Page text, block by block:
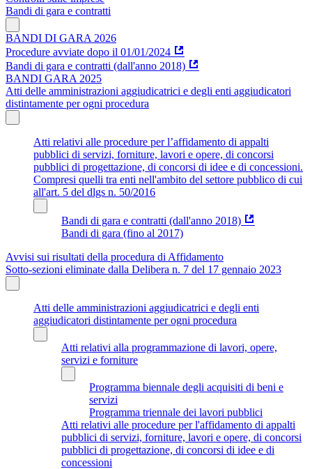
Bandi di gara e contratti
BANDI DI GARA 2026
Procedure avviate dopo il 01/01/2024
Bandi di gara e contratti (dall'anno 2018)
BANDI GARA 2025
Atti delle amministrazioni aggiudicatrici e degli enti aggiudicatori
distintamente per ogni procedura
Atti relativi alle procedure per l’affidamento di appalti
pubblici di servizi, forniture, lavori e opere, di concorsi
pubblici di progettazione, di concorsi di idee e di concessioni.
Compresi quelli tra enti nell'ambito del settore pubblico di cui
all'art. 5 del dlgs n. 50/2016
Bandi di gara e contratti (dall'anno 2018)
Bandi di gara (fino al 2017)
Avvisi sui risultati della procedura di Affidamento
Sotto-sezioni eliminate dalla Delibera n. 7 del 17 gennaio 2023
Atti delle amministrazioni aggiudicatrici e degli enti
aggiudicatori distintamente per ogni procedura
Atti relativi alla programmazione di lavori, opere,
servizi e forniture
Programma biennale degli acquisiti di beni e
servizi
Programma triennale dei lavori pubblici
Atti relativi alle procedure per l'affidamento di appalti
pubblici di servizi, forniture, lavori e opere, di concorsi
pubblici di progettazione, di concorsi di idee e di
concessioni